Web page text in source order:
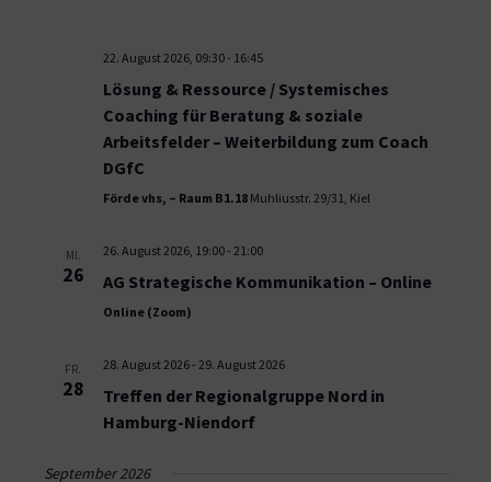
22. August 2026, 09:30- 16:45
Lösung & Ressource / Systemisches
Coaching für Beratung & soziale
Arbeitsfelder – Weiterbildung zum Coach
DGfC
Förde vhs, – Raum B1.18 Muhliusstr. 29/31, Kiel
MI.
26
26. August 2026, 19:00- 21:00
AG Strategische Kommunikation – Online
Online (Zoom)
FR.
28
28. August 2026- 29. August 2026
Treffen der Regionalgruppe Nord in
Hamburg-Niendorf
September 2026